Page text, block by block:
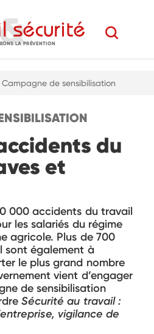
LA PRÉVENTION
Campagne de sensibilisation
du
et
000 accidents du travail
les salariés du régime
agricole. Plus de 700
sont également à
le plus grand nombre
vient d’engager
de sensibilisation
Sécurité au travail :
vigilance de